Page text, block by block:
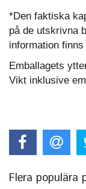
*Den faktiska
på de utskrivna
information
Emballagets
Vikt inklusive
Flera populära